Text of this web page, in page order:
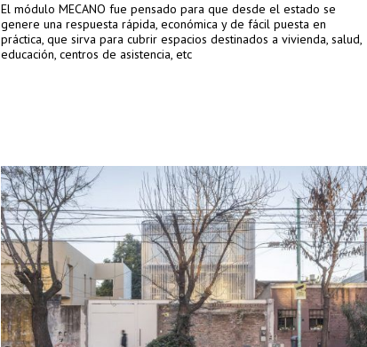
El módulo MECANO fue pensado para que desde el estado se
genere una respuesta rápida, económica y de fácil puesta en
práctica, que sirva para cubrir espacios destinados a vivienda, salud,
educación, centros de asistencia, etc